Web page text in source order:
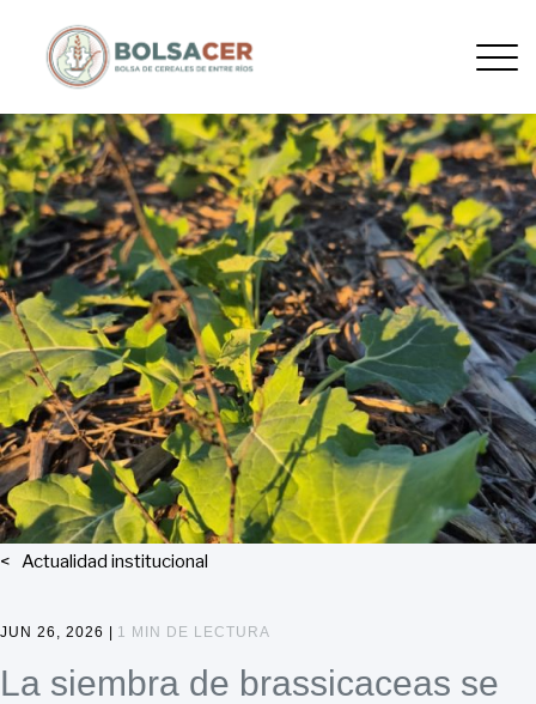
Actualidad institucional
JUN 26, 2026 | 1 MIN DE LECTURA
La siembra de brassicaceas se